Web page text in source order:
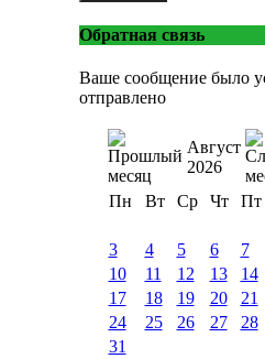
Обратная связь
Ваше сообщение было
отправлено
Август
2026
Пн
Вт Ср Чт Пт
3
4 5 6 7
10
11 12 13 14
17
18 19 20 21
24
25 26 27 28
31